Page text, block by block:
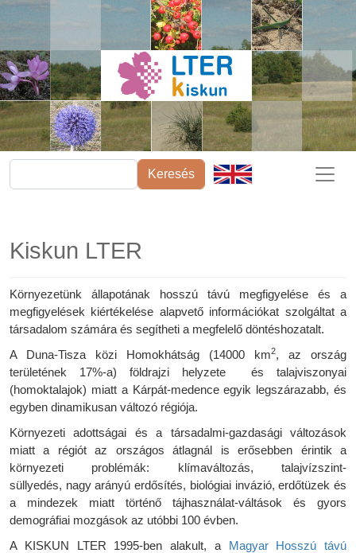
Ugrás a tartalomra
Keresés
Kiskun LTER
Környezetünk állapotának hosszú távú megfigyelése és a
megfigyelések kiértékelése alapvető információkat szolgáltat a
társadalom számára és segítheti a megfelelő döntéshozatalt.
A Duna-Tisza közi Homokhátság (14000 km2, az ország
területének 17%-a) földrajzi helyzete és talajviszonyai
(homoktalajok) miatt a Kárpát-medence egyik legszárazabb, és
egyben dinamikusan változó régiója.
Környezeti adottságai és a társadalmi-gazdasági változások
miatt a régiót az országos átlagnál is erősebben érintik a
környezeti problémák: klímaváltozás, talajvízszint-
süllyedés, nagy arányú erdősítés, biológiai invázió, erdőtüzek és
a mindezek miatt történő tájhasználat-váltások és gyors
demográfiai mozgások az utóbbi 100 évben.
A KISKUN LTER 1995-ben alakult, a Magyar Hosszú távú